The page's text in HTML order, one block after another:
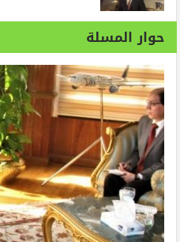
حوار المسلة